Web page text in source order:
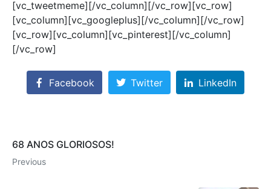
[vc_tweetmeme][/vc_column][/vc_row][vc_row]
[vc_column][vc_googleplus][/vc_column][/vc_row]
[vc_row][vc_column][vc_pinterest][/vc_column]
[/vc_row]
Facebook Twitter LinkedIn
68 ANOS GLORIOSOS!
Previous